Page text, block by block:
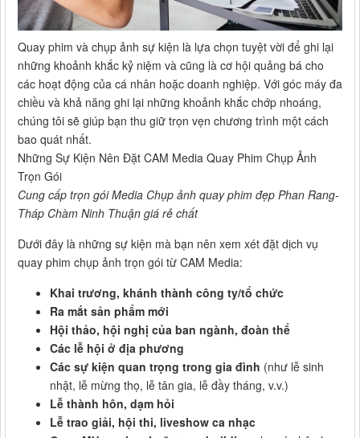
Quay phim và chụp ảnh sự kiện là lựa chọn tuyệt vời để ghi lại
những khoảnh khắc kỷ niệm và cũng là cơ hội quảng bá cho
các hoạt động của cá nhân hoặc doanh nghiệp. Với góc máy đa
chiều và khả năng ghi lại những khoảnh khắc chớp nhoáng,
chúng tôi sẽ giúp bạn thu giữ trọn vẹn chương trình một cách
bao quát nhất.
Những Sự Kiện Nên Đặt CAM Media Quay Phim Chụp Ảnh
Trọn Gói
Cung cấp trọn gói Media Chụp ảnh quay phim đẹp Phan Rang-
Tháp Chàm Ninh Thuận giá rẻ chất
Dưới đây là những sự kiện mà bạn nên xem xét đặt dịch vụ
quay phim chụp ảnh trọn gói từ CAM Media:
Khai trương, khánh thành công ty/tổ chức
Ra mắt sản phẩm mới
Hội thảo, hội nghị của ban ngành, đoàn thể
Các lễ hội ở địa phương
Các sự kiện quan trọng trong gia đình (như lễ sinh
nhật, lễ mừng thọ, lễ tân gia, lễ đầy tháng, v.v.)
Lễ thành hôn, dạm hỏi
Lễ trao giải, hội thi, liveshow ca nhạc